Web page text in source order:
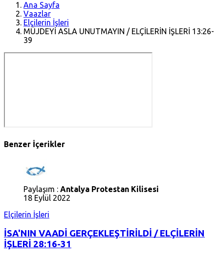
Ana Sayfa
Vaazlar
Elçilerin İşleri
MÜJDEYİ ASLA UNUTMAYIN / ELÇİLERİN İŞLERİ 13:26-
39
Benzer İçerikler
Paylaşım : Antalya Protestan Kilisesi
18 Eylül 2022
Elçilerin İşleri
İSA'NIN VAADİ GERÇEKLEŞTİRİLDİ / ELÇİLERİN
İŞLERİ 28:16-31